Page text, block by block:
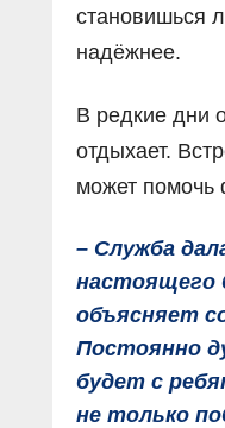
становишься
надёжнее.
В редкие дни
отдыхает.
может помочь
– Служба
настоящего
объясняет
Постоянно
будет с
не только